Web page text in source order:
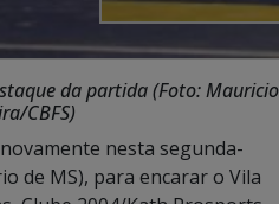
da partida (Foto: Mauricio
CBFS)
nesta segunda-
de MS), para encarar o Vila